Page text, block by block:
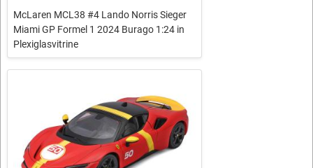
McLaren MCL38 #4 Lando Norris Sieger
Miami GP Formel 1 2024 Burago 1:24 in
Plexiglasvitrine